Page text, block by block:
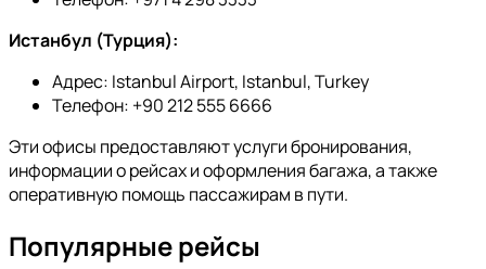
Истанбул (Турция):
Адрес: Istanbul Airport, Istanbul, Turkey
Телефон: +90 212 555 6666
Эти офисы предоставляют услуги бронирования,
информации о рейсах и оформления багажа, а также
оперативную помощь пассажирам в пути.
Популярные рейсы